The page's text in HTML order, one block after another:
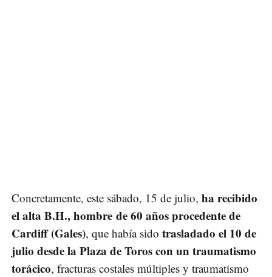
Concretamente, este sábado, 15 de julio, ha recibido
el alta B.H., hombre de 60 años procedente de
Cardiff (Gales), que había sido trasladado el 10 de
julio desde la Plaza de Toros con un traumatismo
torácico, fracturas costales múltiples y traumatismo